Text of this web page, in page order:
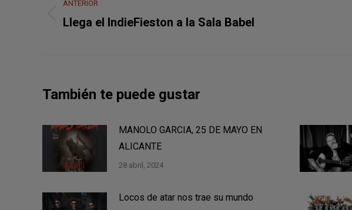
entre
publicaciones
ANTERIOR
Publicación
Llega el IndieFieston a la Sala Babel
También te puede gustar
MANOLO GARCIA, 25 DE MAYO EN
ALICANTE
28 abril, 2024
Locos de atar nos trae su mundo